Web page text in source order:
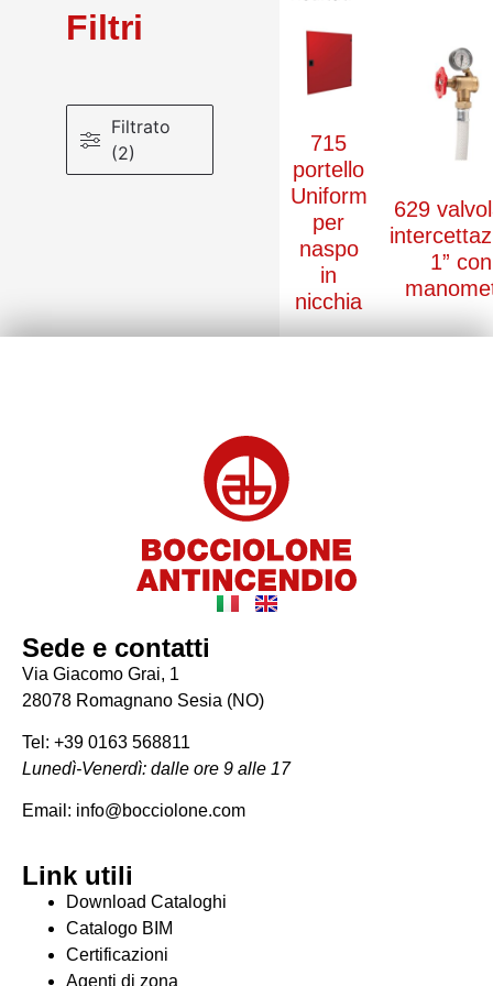
Filtri
Filtrato
(2)
715
portello
Uniform
per
naspo
in
nicchia
629
1” con
Sede e contatti
Via Giacomo Grai, 1
28078 Romagnano Sesia (NO)
Tel: +39 0163 568811
Lunedì-Venerdì: dalle ore 9 alle 17
Email: info@bocciolone.com
Link utili
Download Cataloghi
Catalogo BIM
Certificazioni
Agenti di zona